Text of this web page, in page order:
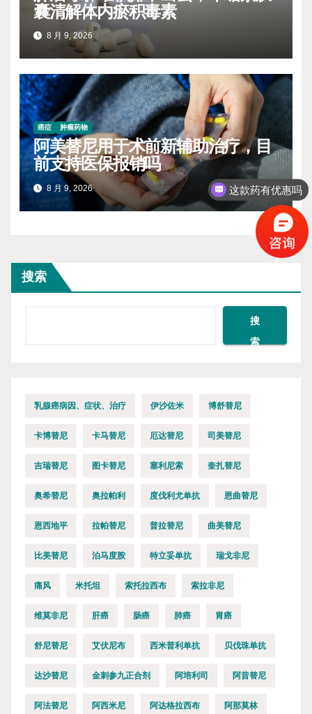
囊清解体内瘀积毒素
8 月 9, 2026
癌症 肿瘤药物
阿美替尼用于术前新辅助治疗，目
前支持医保报销吗
8 月 9, 2026
搜索
搜
索
乳腺癌病因、症状、治疗 伊沙佐米 博舒替尼
卡博替尼 卡马替尼 厄达替尼 司美替尼
吉瑞替尼 图卡替尼 塞利尼索 奎扎替尼
奥希替尼 奥拉帕利 度伐利尤单抗 恩曲替尼
恩西地平 拉帕替尼 普拉替尼 曲美替尼
比美替尼 泊马度胺 特立妥单抗 瑞戈非尼
痛风 米托坦 索托拉西布 索拉非尼
维莫非尼 肝癌 肠癌 肺癌 胃癌
舒尼替尼 艾伏尼布 西米普利单抗 贝伐珠单抗
达沙替尼 金刺参九正合剂 阿培利司 阿昔替尼
阿法替尼 阿西米尼 阿达格拉西布 阿那莫林
这款药有优惠吗